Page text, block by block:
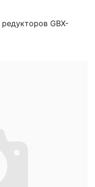
GBX-